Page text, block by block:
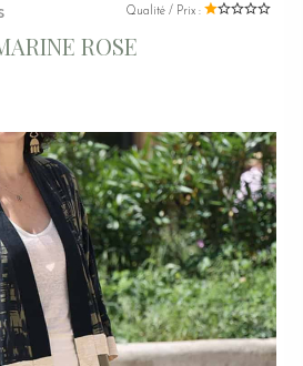
Qualité / Prix :
ROSE